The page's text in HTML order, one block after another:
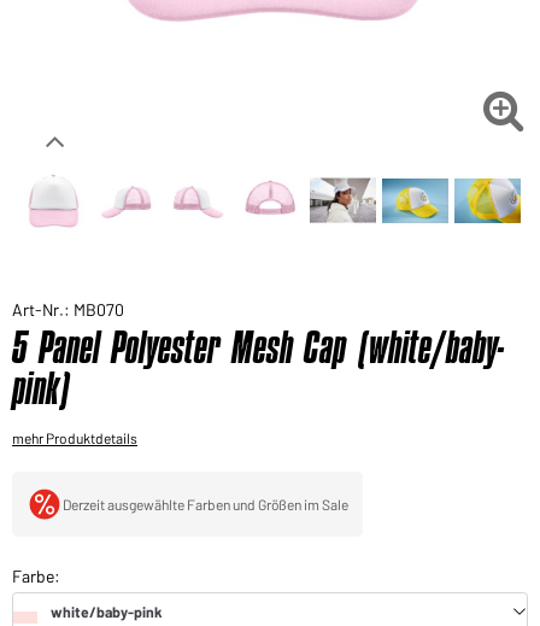
Sie möchten gerne für Ihren privaten Bedarf

Art-Nr.: MB070
5 Panel Polyester Mesh Cap (white/baby-
pink)
mehr Produktdetails
Derzeit ausgewählte Farben und Größen im Sale